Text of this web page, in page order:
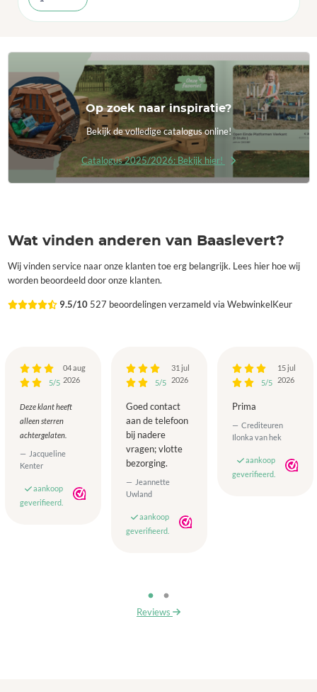
Op zoek naar inspiratie?
Bekijk de volledige catalogus online!
Catalogus 2025/2026: Bekijk hier!
Wat vinden anderen van Baaslevert?
Wij vinden service naar onze klanten toe erg belangrijk. Lees hier hoe wij
worden beoordeeld door onze klanten.
9.5/10 527 beoordelingen verzameld via WebwinkelKeur
5/5
04 aug
2026
Deze klant heeft
alleen sterren
achtergelaten.
Jacqueline
Kenter
aankoop
geverifieerd.
5/5
31 jul
2026
Goed contact
aan de telefoon
bij nadere
vragen; vlotte
bezorging.
Jeannette
Uwland
aankoop
geverifieerd.
5/5
15 jul
2026
Prima
Crediteuren
Ilonka van hek
aankoop
geverifieerd.
Reviews